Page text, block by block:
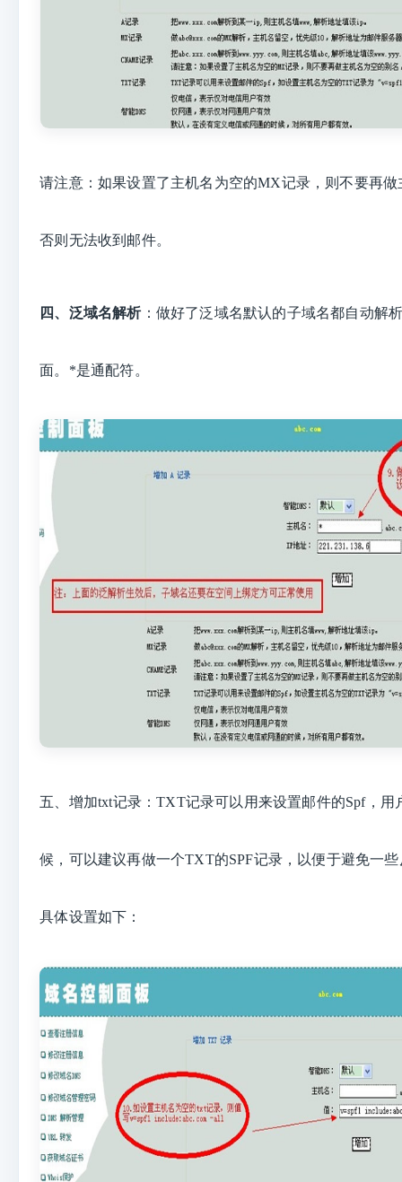
请注意：如果设置了主机名为空的MX记录，则不要再
否则无法收到邮件。
四、 泛域名解析： 做好了泛域名默认的子域名都自动解
面。*是通配符。
五、 增加txt记录：TXT记录可以用来设置邮件的Spf，用
候，可以建议再做一个TXT的SPF记录，以便于避免一
具体设置如下：